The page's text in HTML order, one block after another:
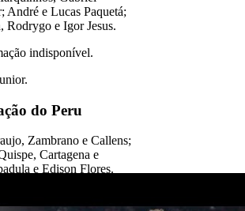
André e Lucas Paquetá;
Rodrygo e Igor Jesus.
indisponível.
do Peru
Zambrano e Callens;
Cartagena e
e Edison Flores.